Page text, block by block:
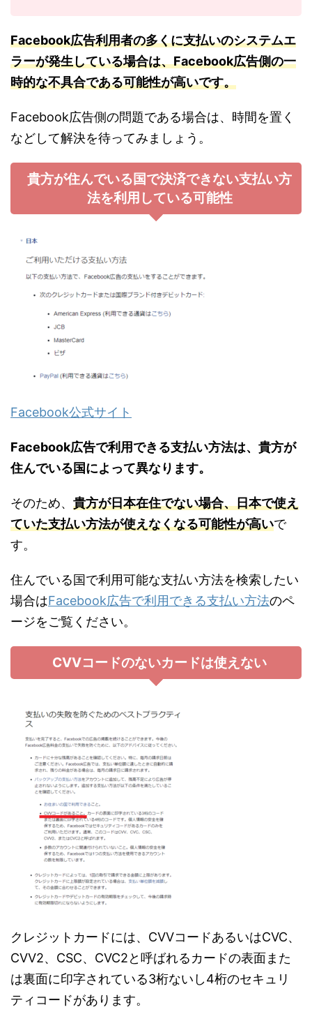
Facebook広告利用者の多くに支払いのシステムエ
ラーが発生している場合は、Facebook広告側の一
時的な不具合である可能性が高いです。
Facebook広告側の問題である場合は、時間を置く
などして解決を待ってみましょう。
貴方が住んでいる国で決済できない支払い方
法を利用している可能性
Facebook公式サイト
Facebook広告で利用できる支払い方法は、貴方が
住んでいる国によって異なります。
そのため、 貴方が日本在住でない場合、日本で使え
ていた支払い方法が使えなくなる可能性が高いで
す。
住んでいる国で利用可能な支払い方法を検索したい
場合はFacebook広告で利用できる支払い方法のペ
ージをご覧ください。
CVVコードのないカードは使えない
クレジットカードには、CVVコードあるいはCVC、
CVV2、CSC、CVC2と呼ばれるカードの表面また
は裏面に印字されている3桁ないし4桁のセキュリ
ティコードがあります。